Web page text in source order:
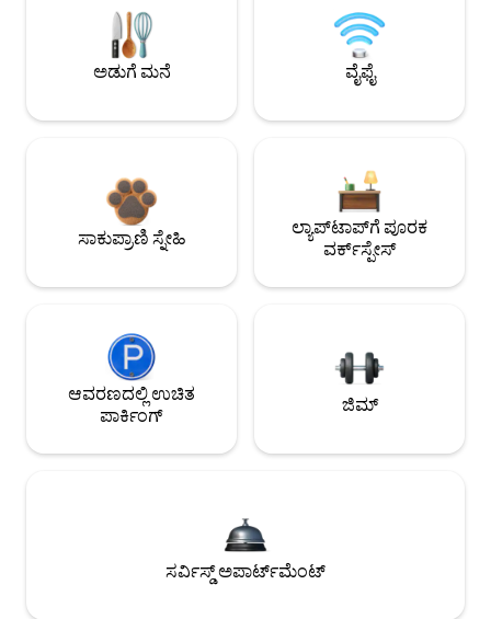
ಅಡುಗೆ ಮನೆ ವೈಫೈ
ಸಾಕುಪ್ರಾಣಿ ಸ್ನೇಹಿ
ಲ್ಯಾಪ್‌ಟಾಪ್‌ಗೆ ಪೂರಕ
ವರ್ಕ್‌ಸ್ಪೇಸ್
ಆವರಣದಲ್ಲಿ ಉಚಿತ
ಪಾರ್ಕಿಂಗ್
ಜಿಮ್
ಸರ್ವಿಸ್ಡ್ ಅಪಾರ್ಟ್‌ಮೆಂಟ್